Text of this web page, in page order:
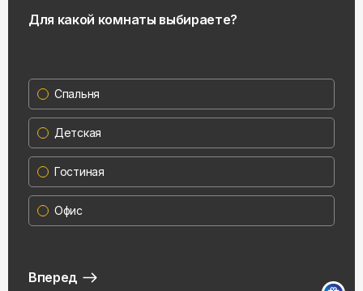
Для какой комнаты выбираете?
Спальня
Детская
Гостиная
Офис
Вперед